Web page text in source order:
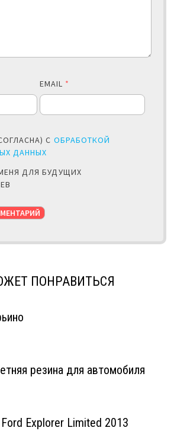
EMAIL *
С ОБРАБОТКОЙ
ДАННЫХ
ДЛЯ БУДУЩИХ
ПОНРАВИТЬСЯ
резина для автомобиля
Explorer Limited 2013